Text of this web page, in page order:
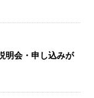
明会・申し込みが